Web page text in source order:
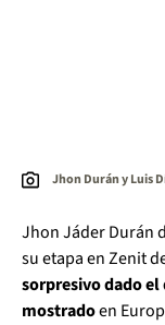
Jhon Durán y Luis
Jhon Jáder Durán
su etapa en Zenit
sorpresivo dado
mostradoen